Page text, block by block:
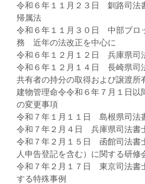
令和６年１１月２３日 釧路司
帰属法
令和６年１１月３０日 中部ブ
務 近年の法改正を中心に
令和６年１２月１２日 兵庫県司
令和６年１２月１４日 長崎県司
共有者の持分の取得および譲渡所
建物管理命令令和６年７月１日以
の変更事項
令和７年１月１１日 島根県司
令和７年２月４日 兵庫県司法書
令和７年２月１５日 函館司法
人申告登記を含む）に関する研修
令和７年２月１７日 東京司法書
する特殊事例